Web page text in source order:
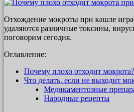
Отхождение мокроты при кашле
удаляются различные токсины,
поговорим сегодня.
Оглавление:
Почему плохо отходит мокрота?
Что делать, если не выходит
Медикаментозные
Народные рецепты